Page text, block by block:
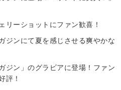
リーショットにファン歓喜！
ジンにて夏を感じさせる爽やかな
ジン」のグラビアに登場！ファン
評！